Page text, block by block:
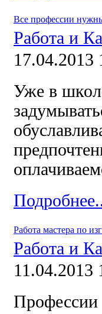
Все профессии
Работа и
17.04.2013
Уже в
Работа мастера по
Работа и
11.04.2013